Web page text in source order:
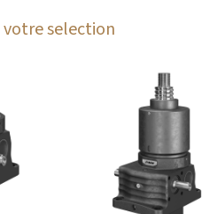
votre selection